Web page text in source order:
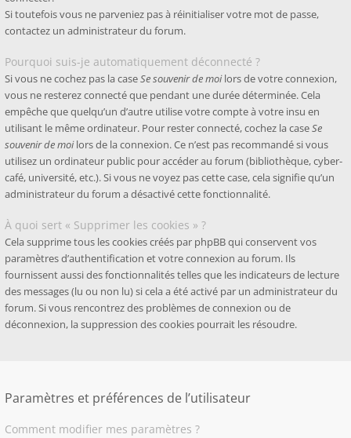
Si toutefois vous ne parveniez pas à réinitialiser votre mot de passe,
contactez un administrateur du forum.
Pourquoi suis-je automatiquement déconnecté ?
Si vous ne cochez pas la caseSe souvenir de moilors de votre connexion,
vous ne resterez connecté que pendant une durée déterminée. Cela
empêche que quelqu’un d’autre utilise votre compte à votre insu en
utilisant le même ordinateur. Pour rester connecté, cochez la caseSe
souvenir de moilors de la connexion. Ce n’est pas recommandé si vous
utilisez un ordinateur public pour accéder au forum (bibliothèque, cyber-
café, université, etc.). Si vous ne voyez pas cette case, cela signifie qu’un
administrateur du forum a désactivé cette fonctionnalité.
À quoi sert « Supprimer les cookies » ?
Cela supprime tous les cookies créés par phpBB qui conservent vos
paramètres d’authentification et votre connexion au forum. Ils
fournissent aussi des fonctionnalités telles que les indicateurs de lecture
des messages (lu ou non lu) si cela a été activé par un administrateur du
forum. Si vous rencontrez des problèmes de connexion ou de
déconnexion, la suppression des cookies pourrait les résoudre.
Paramètres et préférences de l’utilisateur
Comment modifier mes paramètres ?